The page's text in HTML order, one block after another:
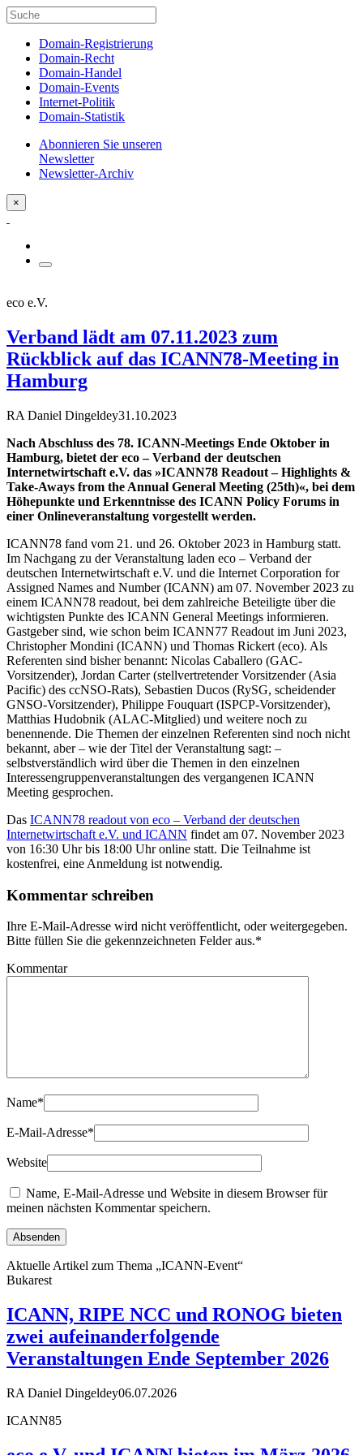
Domain-Registrierung
Domain-Recht
Domain-Handel
Domain-Events
Internet-Politik
Domain-Statistik
Abonnieren Sie unseren
Newsletter
Newsletter-Archiv
×
eco e.V.
Verband lädt am 07.11.2023 zum
Rückblick auf das ICANN78-Meeting in
Hamburg
RA Daniel Dingeldey31.10.2023
Nach Abschluss des 78. ICANN-Meetings Ende Oktober in
Hamburg, bietet der eco – Verband der deutschen
Internetwirtschaft e.V. das »ICANN78 Readout – Highlights &
Take-Aways from the Annual General Meeting (25th)«, bei dem
Höhepunkte und Erkenntnisse des ICANN Policy Forums in
einer Onlineveranstaltung vorgestellt werden.
ICANN78 fand vom 21. und 26. Oktober 2023 in Hamburg statt.
Im Nachgang zu der Veranstaltung laden eco – Verband der
deutschen Internetwirtschaft e.V. und die Internet Corporation for
Assigned Names and Number (ICANN) am 07. November 2023 zu
einem ICANN78 readout, bei dem zahlreiche Beteiligte über die
wichtigsten Punkte des ICANN General Meetings informieren.
Gastgeber sind, wie schon beim ICANN77 Readout im Juni 2023,
Christopher Mondini (ICANN) und Thomas Rickert (eco). Als
Referenten sind bisher benannt: Nicolas Caballero (GAC-
Vorsitzender), Jordan Carter (stellvertretender Vorsitzender (Asia
Pacific) des ccNSO-Rats), Sebastien Ducos (RySG, scheidender
GNSO-Vorsitzender), Philippe Fouquart (ISPCP-Vorsitzender),
Matthias Hudobnik (ALAC-Mitglied) und weitere noch zu
benennende. Die Themen der einzelnen Referenten sind noch nicht
bekannt, aber – wie der Titel der Veranstaltung sagt: –
selbstverständlich wird über die Themen in den einzelnen
Interessengruppenveranstaltungen des vergangenen ICANN
Meeting gesprochen.
Das ICANN78 readout von eco – Verband der deutschen
Internetwirtschaft e.V. und ICANN findet am 07. November 2023
von 16:30 Uhr bis 18:00 Uhr online statt. Die Teilnahme ist
kostenfrei, eine Anmeldung ist notwendig.
Kommentar schreiben
Ihre E-Mail-Adresse wird nicht veröffentlicht, oder weitergegeben.
Bitte füllen Sie die gekennzeichneten Felder aus.*
Kommentar
Name*
E-Mail-Adresse*
Website
Name, E-Mail-Adresse und Website in diesem Browser für
meinen nächsten Kommentar speichern.
Aktuelle Artikel zum Thema „ICANN-Event“
Bukarest
ICANN, RIPE NCC und RONOG bieten
zwei aufeinanderfolgende
Veranstaltungen Ende September 2026
RA Daniel Dingeldey06.07.2026
ICANN85